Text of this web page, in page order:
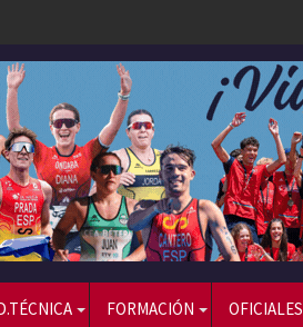
numerosa hasta la fecha
FORMACIÓN OFICIALES